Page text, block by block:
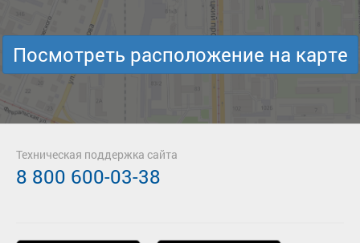
Посмотреть расположение на карте
Техническая поддержка сайта
8 800 600-03-38